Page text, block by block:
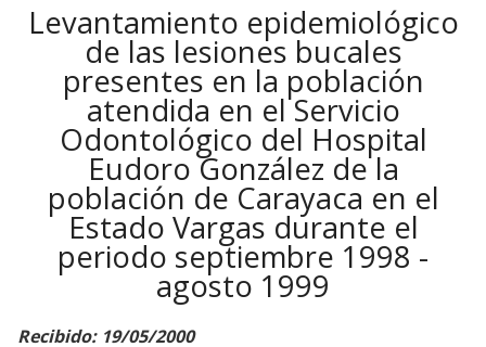
Levantamiento epidemiológico
de las lesiones bucales
presentes en la población
atendida en el Servicio
Odontológico del Hospital
Eudoro González de la
población de Carayaca en el
Estado Vargas durante el
periodo septiembre 1998 -
agosto 1999
Recibido: 19/05/2000